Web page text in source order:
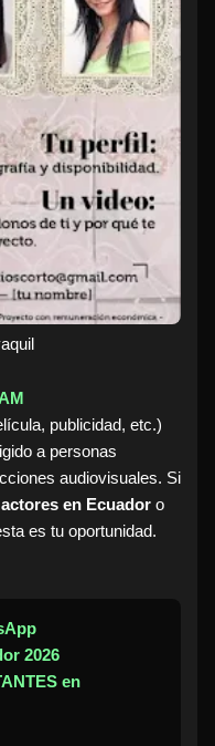
publicidad, etc.)
a personas
audiovisuales. Si
en Ecuador o
es tu oportunidad.
2026
en